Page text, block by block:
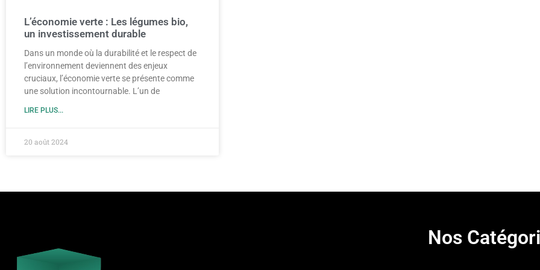
L’économie verte : Les légumes bio,
un investissement durable
Dans un monde où la durabilité et le respect de
l’environnement deviennent des enjeux
cruciaux, l’économie verte se présente comme
une solution incontournable. L’un de
LIRE PLUS...
20 août 2024
Nos